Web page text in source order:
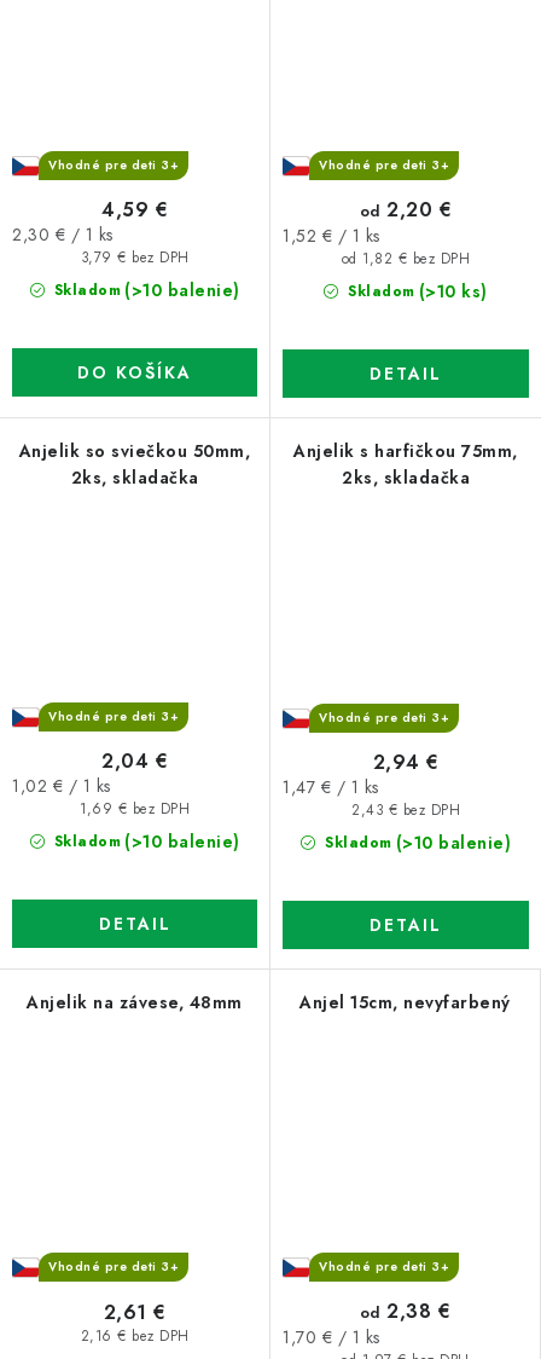
Vhodné pre deti 3+
Skladom (>10 balenie)
3,79 € bez DPH
4,59 €
Jednotková
2,30 € / 1 ks
DO KOŠÍKA
Vhodné pre deti 3+
Skladom (>10 ks)
od 1,82 € bez DPH
od 2,20 €
Jednotková
1,52 € / 1 ks
DETAIL
Anjelik so sviečkou 50mm,
2ks, skladačka
Vhodné pre deti 3+
Skladom (>10 balenie)
1,69 € bez DPH
2,04 €
Jednotková
1,02 € / 1 ks
DETAIL
Anjelik s harfičkou 75mm,
2ks, skladačka
Vhodné pre deti 3+
Skladom (>10 balenie)
2,43 € bez DPH
2,94 €
Jednotková
1,47 € / 1 ks
DETAIL
Anjelik na závese, 48mm
Vhodné pre deti 3+
2,16 € bez DPH
2,61 €
Anjel 15cm, nevyfarbený
Vhodné pre deti 3+
od 2,38 €
Jednotková
1,70 € / 1 ks